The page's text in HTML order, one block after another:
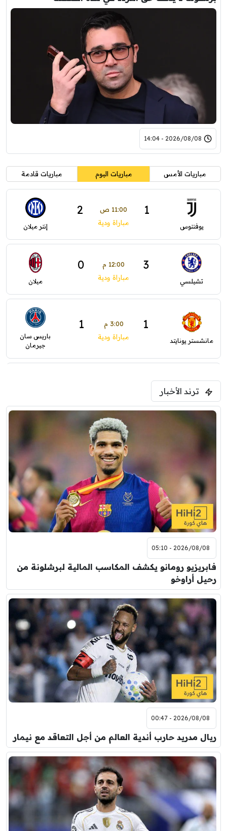
2026/08/08 - 14:04
مباريات الأمس مباريات اليوم مباريات قادمة
يوفنتوس
1 11:00 ص 2
مباراة ودية إنتر ميلان
تشيلسي
3 12:00 م 0
مباراة ودية ميلان
مانشستر يونايتد
1 3:00 م 1
مباراة ودية
باريس سان
جيرمان
فرينتسفاروشي
7:00 م
مباراة ودية
نوتنغهام فورست
اودينيزي
8:00 م
مباراة ودية
برشلونة
ترند الأخبار
2026/08/08 - 05:10
فابريزيو رومانو يكشف المكاسب المالية لبرشلونة من
رحيل أراوخو
2026/08/08 - 00:47
ريال مدريد حارب أندية العالم من أجل التعاقد مع نيمار